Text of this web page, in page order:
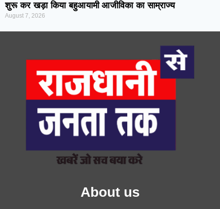
शुरू कर खड़ा किया बहुआयामी आजीविका का साम्राज्य
August 7, 2026
About us